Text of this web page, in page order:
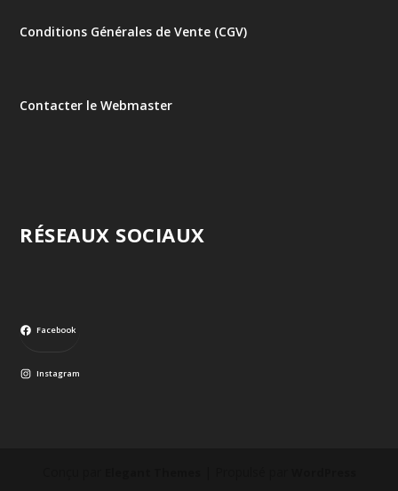
Conditions Générales de Vente (CGV)
Contacter le Webmaster
RÉSEAUX SOCIAUX
Facebook
Instagram